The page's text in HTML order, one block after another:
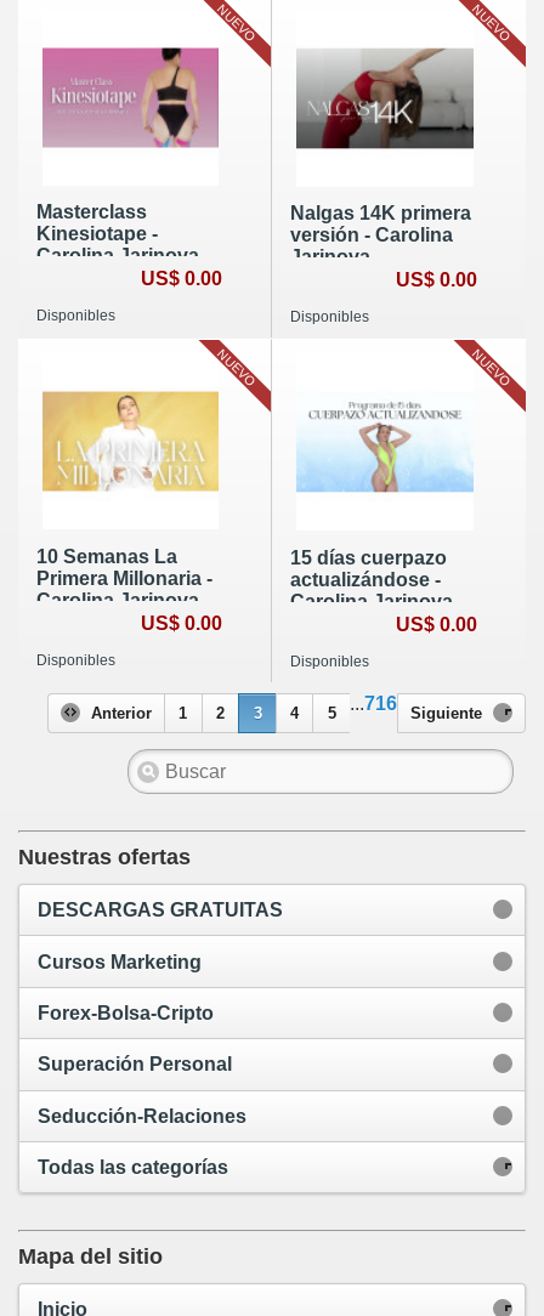
Masterclass
Kinesiotape -
Carolina Jarinova
US$ 0.00
Disponibles
NUEVO
Nalgas 14K primera
versión - Carolina
Jarinova
US$ 0.00
Disponibles
NUEVO
10 Semanas La
Primera Millonaria -
Carolina Jarinova
US$ 0.00
Disponibles
NUEVO
15 días cuerpazo
actualizándose -
Carolina Jarinova
US$ 0.00
Disponibles
NUEVO
Anterior 1 2 3 4 5
...716
Siguiente
Nuestras ofertas
DESCARGAS GRATUITAS
Cursos Marketing
Forex-Bolsa-Cripto
Superación Personal
Seducción-Relaciones
Todas las categorías
Mapa del sitio
Inicio